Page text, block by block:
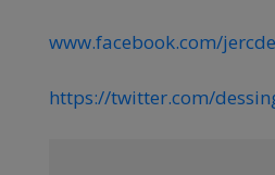
www.facebook.com/
https://twitter.com/